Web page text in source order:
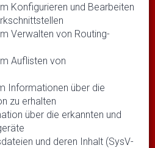
Konfigurieren und Bearbeiten
Verwalten von Routing-
Auflisten von
Informationen über die
zu erhalten
über die erkannten und
und deren Inhalt (SysV-